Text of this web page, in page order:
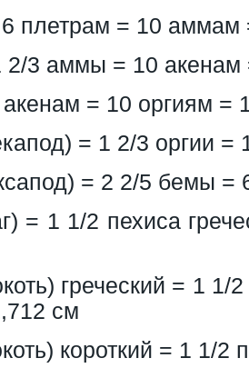
6 плетрам = 10 аммам
2/3 аммы = 10 акенам
= 10 оргиям =
= 1 2/3 оргии
= 2 2/5 бемы
= 1 1/2 пехиса
греческий = 1 1/
см
короткий = 1 1/